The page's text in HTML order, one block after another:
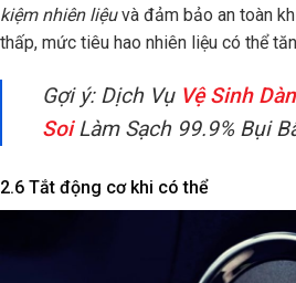
kiệm nhiên liệuvà đảm bảo an toàn
thấp, mức tiêu hao nhiên liệu có thể
Gợi ý: Dịch Vụ Vệ Sinh
SoiLàm Sạch 99.9% Bụi
2.6 Tắt động cơ khi có thể